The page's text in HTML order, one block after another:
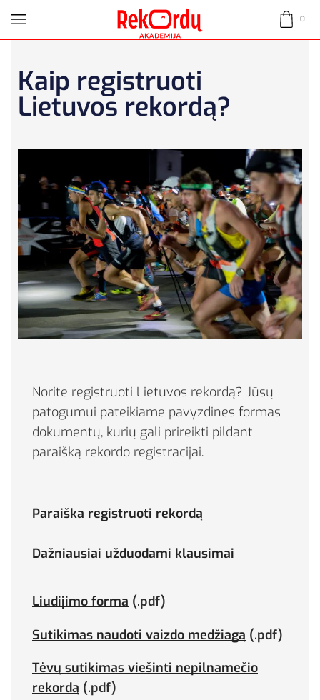
0
Kaip registruoti
Lietuvos rekordą?
Norite registruoti Lietuvos rekordą? Jūsų
patogumui pateikiame pavyzdines formas
dokumentų, kurių gali prireikti pildant
paraišką rekordo registracijai.
Paraiška registruoti rekordą
Dažniausiai užduodami klausimai
Liudijimo forma (.pdf)
Sutikimas naudoti vaizdo medžiagą (.pdf)
Tėvų sutikimas viešinti nepilnamečio
rekordą (.pdf)